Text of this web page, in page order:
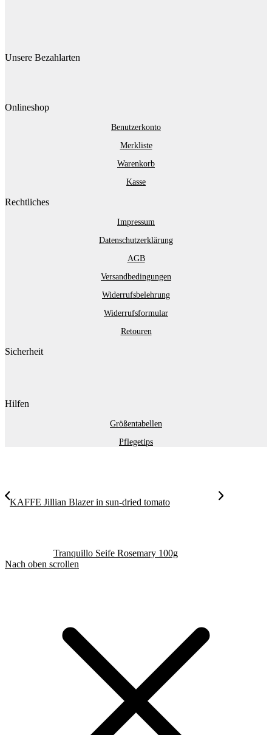
Unsere Bezahlarten
Onlineshop
Benutzerkonto
Merkliste
Warenkorb
Kasse
Rechtliches
Impressum
Datenschutzerklärung
AGB
Versandbedingungen
Widerrufsbelehrung
Widerrufsformular
Retouren
Sicherheit
Hilfen
Größentabellen
Pflegetips
KAFFE Jillian Blazer in sun-dried tomato
Tranquillo Seife Rosemary 100g
Nach oben scrollen